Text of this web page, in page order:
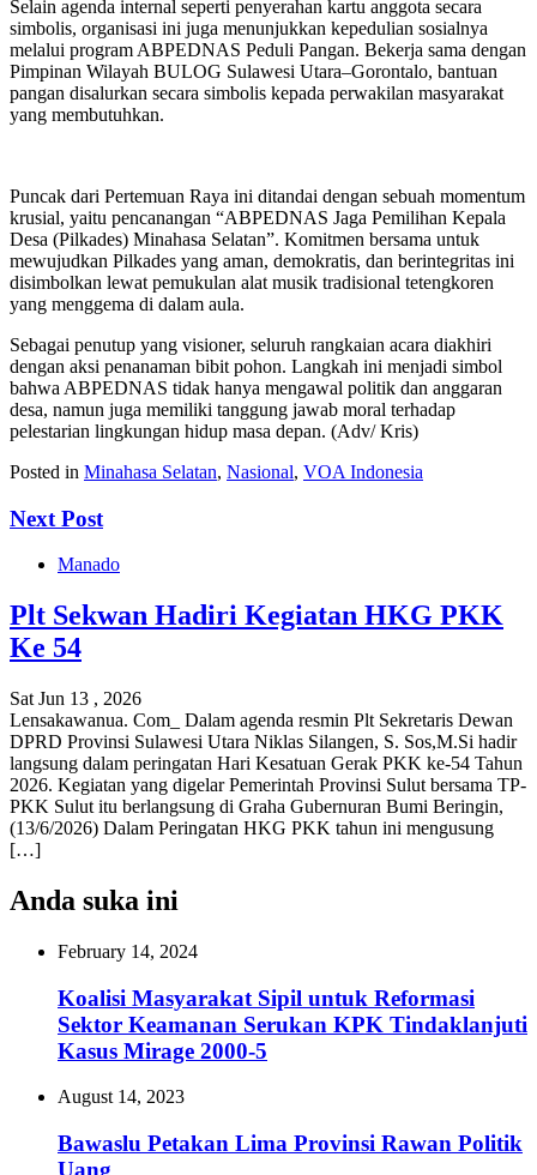
Selain agenda internal seperti penyerahan kartu anggota secara
simbolis, organisasi ini juga menunjukkan kepedulian sosialnya
melalui program ABPEDNAS Peduli Pangan. Bekerja sama dengan
Pimpinan Wilayah BULOG Sulawesi Utara–Gorontalo, bantuan
pangan disalurkan secara simbolis kepada perwakilan masyarakat
yang membutuhkan.
Puncak dari Pertemuan Raya ini ditandai dengan sebuah momentum
krusial, yaitu pencanangan “ABPEDNAS Jaga Pemilihan Kepala
Desa (Pilkades) Minahasa Selatan”. Komitmen bersama untuk
mewujudkan Pilkades yang aman, demokratis, dan berintegritas ini
disimbolkan lewat pemukulan alat musik tradisional tetengkoren
yang menggema di dalam aula.
Sebagai penutup yang visioner, seluruh rangkaian acara diakhiri
dengan aksi penanaman bibit pohon. Langkah ini menjadi simbol
bahwa ABPEDNAS tidak hanya mengawal politik dan anggaran
desa, namun juga memiliki tanggung jawab moral terhadap
pelestarian lingkungan hidup masa depan. (Adv/ Kris)
Posted in Minahasa Selatan, Nasional, VOA Indonesia
Next Post
Manado
Plt Sekwan Hadiri Kegiatan HKG PKK
Ke 54
Sat Jun 13 , 2026
Lensakawanua. Com_ Dalam agenda resmin Plt Sekretaris Dewan
DPRD Provinsi Sulawesi Utara Niklas Silangen, S. Sos,M.Si hadir
langsung dalam peringatan Hari Kesatuan Gerak PKK ke-54 Tahun
2026. Kegiatan yang digelar Pemerintah Provinsi Sulut bersama TP-
PKK Sulut itu berlangsung di Graha Gubernuran Bumi Beringin,
(13/6/2026) Dalam Peringatan HKG PKK tahun ini mengusung
[…]
Anda suka ini
February 14, 2024
Koalisi Masyarakat Sipil untuk Reformasi
Sektor Keamanan Serukan KPK Tindaklanjuti
Kasus Mirage 2000-5
August 14, 2023
Bawaslu Petakan Lima Provinsi Rawan Politik
Uang